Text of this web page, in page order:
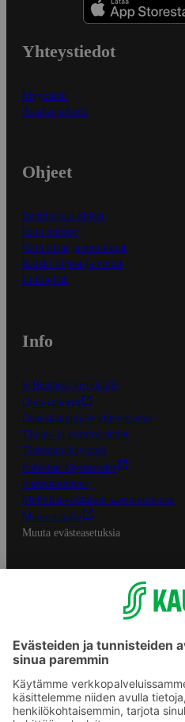
Yhteystiedot
Myymälät
Asiakaspalvelu
Ohjeet
Ensitilaajan ohjeet
Näin maksat
Näin tilaat ja muokkaat
Kaikki ohjeet ja vinkit
In English
Info
S-Business yrityksille
Oiva-raportit
Osuuskauppojen yhteystiedot
Tilaus- ja toimitusehdot
Tietosuojakäytäntö
Palvelun käyttöehdot
Saavutettavuus
Mobiilisovelluksen saavutettavuus
Mainostajalle
Muuta evästeasetuksia
S-ryhmän palvelut
S-ryhmä
Asiakasomistajuus
S-ostoslista -sovellus
Prisma.fi